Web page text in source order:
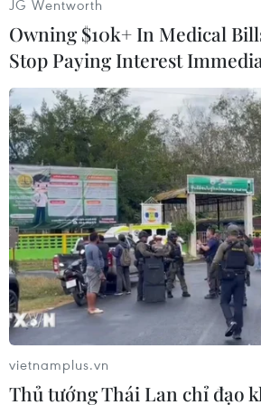
đề là một kỹ năng cần thiết cho
thanh thiếu niên trên toàn thế
thương bởi các vấn đề như lo
nghiện ma túy và uống rượu.
trí thông minh nhân tạo (AI)
Minglecon phát triển, sẽ cung
tương tác, hoạt động trải
hình và bài hát để thanh thiếu
kỹ năng giải quyết vấn đề
dụng cài trên điện thoại di
nhân cùng các bộ dụng cụ thực
JG Wentworth
Owning $10k+ In Medical
Stop Paying Interest
vietnamplus.vn
Thủ tướng Thái Lan chỉ đạo